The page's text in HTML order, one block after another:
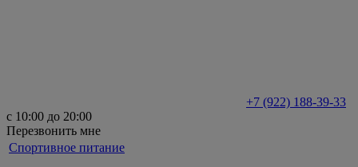
+7 (922) 188-39-33
с 10:00 до 20:00
Перезвонить мне
Спортивное питание